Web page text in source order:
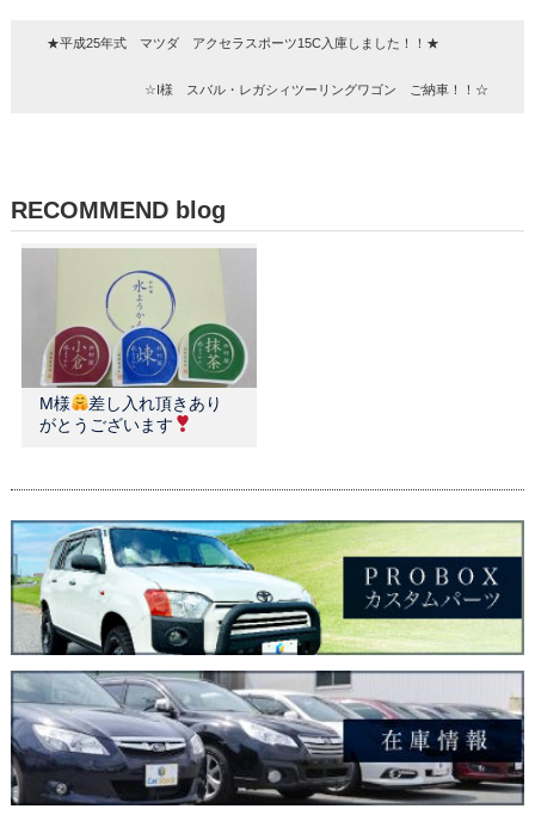
★平成25年式 マツダ アクセラスポーツ15C入庫しました！！★
☆I様 スバル・レガシィツーリングワゴン ご納車！！☆
RECOMMEND blog
M様
差し入れ頂きあり
がとうございます